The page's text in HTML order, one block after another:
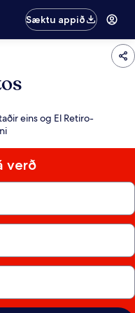
Sæktu appið
eins og El Retiro-
verð